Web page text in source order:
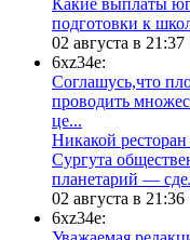
подготовки к
02 августа в 21:37
6xz34e:
Соглашусь,что
проводить
це...
​Никакой
Сургута
планетарий —
02 августа в 21:36
6xz34e: